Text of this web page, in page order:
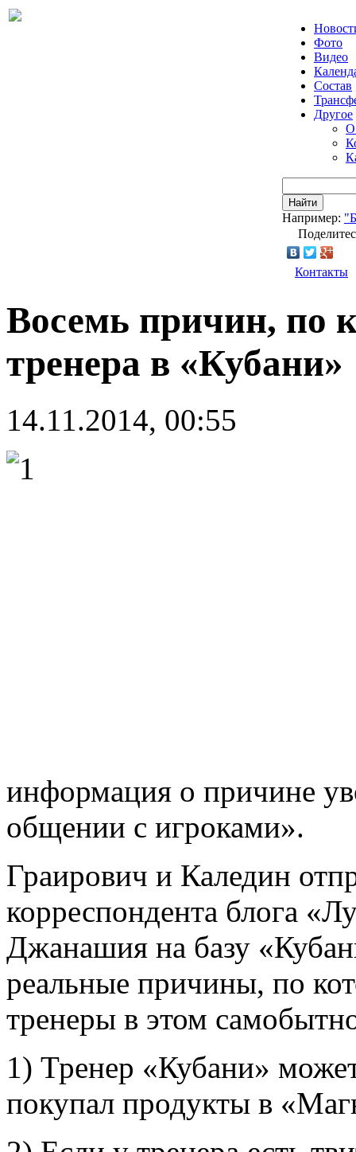
Фото
Видео
Состав
Другое
О
Найти
Например:
Контакты
Восемь причин, по
тренера в «Кубани»
14.11.2014, 00:55
информация о причине
общении с игроками».
Граирович и Каледин
корреспондента блога
Джанашия на базу
реальные причины, по
тренеры в этом
1) Тренер «Кубани»
покупал продукты в